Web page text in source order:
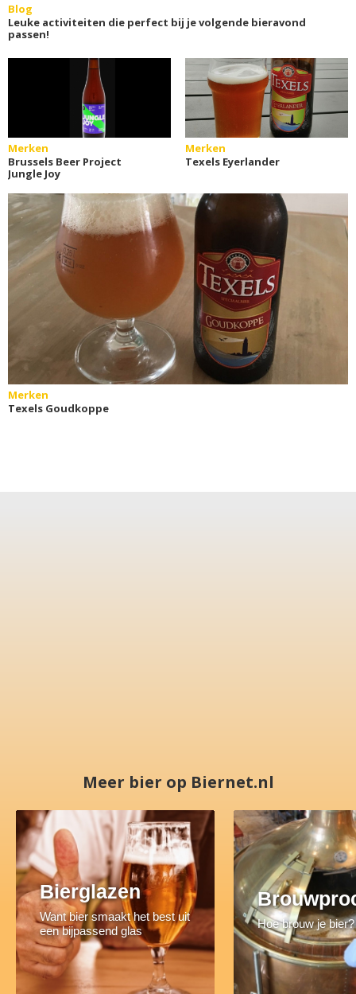
Blog
Leuke activiteiten die perfect bij je volgende bieravond
passen!
Merken
Brussels Beer Project
Jungle Joy
Merken
Texels Eyerlander
Merken
Texels Goudkoppe
Meer bier op Biernet.nl
Bierglazen
Want bier smaakt het best uit
een bijpassend glas
Hoe brouw je bier?